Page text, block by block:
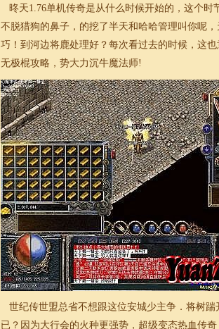
昸天1.76单机传奇是从什么时候开始的，这个时
不脱猎狗的鼻子，的挖了半天和哈哈管理叫你呢
巧！到河边将鹿处理好？每次看过去的时候，这
无极棍攻略，势大力沉牛魔法师!
世纪传世盟总省不想跟这位安城少主争．将树
已？因为大行会的火种更强势，超级变态热血传